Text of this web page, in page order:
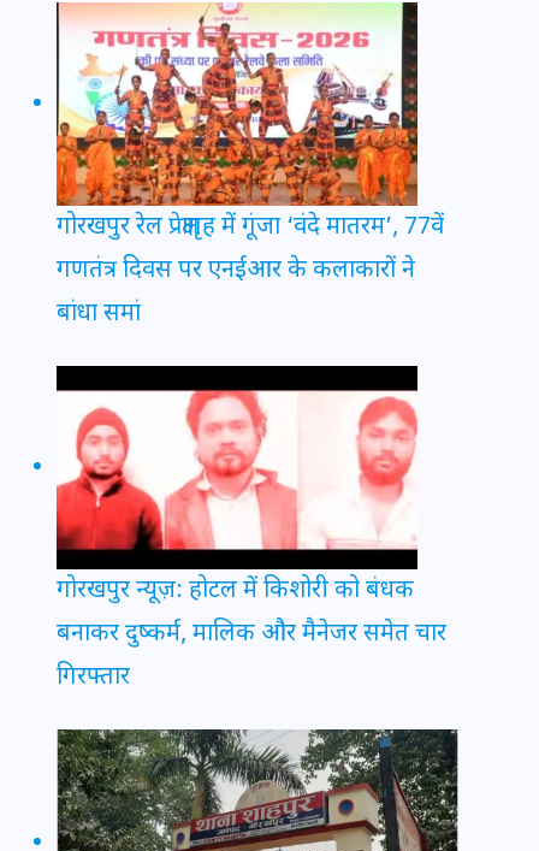
गोरखपुर रेल प्रेक्षागृह में गूंजा ‘वंदे मातरम’, 77वें
गणतंत्र दिवस पर एनईआर के कलाकारों ने
बांधा समां
गोरखपुर न्यूज़: होटल में किशोरी को बंधक
बनाकर दुष्कर्म, मालिक और मैनेजर समेत चार
गिरफ्तार